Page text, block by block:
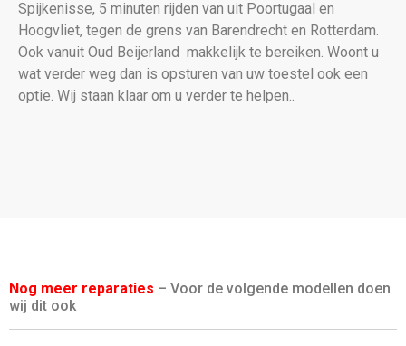
Spijkenisse, 5 minuten rijden van uit Poortugaal en
Hoogvliet, tegen de grens van Barendrecht en Rotterdam.
Ook vanuit Oud Beijerland makkelijk te bereiken. Woont u
wat verder weg dan is opsturen van uw toestel ook een
optie. Wij staan klaar om u verder te helpen..
Nog meer reparaties – Voor de volgende modellen doen
wij dit ook